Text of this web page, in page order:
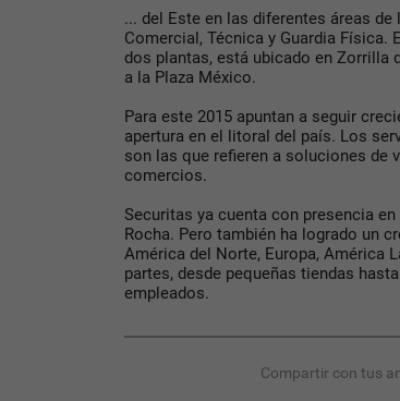
... del Este en las diferentes áreas
Comercial, Técnica y Guardia
dos plantas, está ubicado en Zorrilla
a la Plaza México.
Para este 2015 apuntan a seguir
apertura en el litoral del país. Los
son las que refieren a soluciones de
comercios.
Securitas ya cuenta con presencia
Rocha. Pero también ha logrado un
América del Norte, Europa, América
partes, desde pequeñas tiendas
empleados.
Compartir con tus